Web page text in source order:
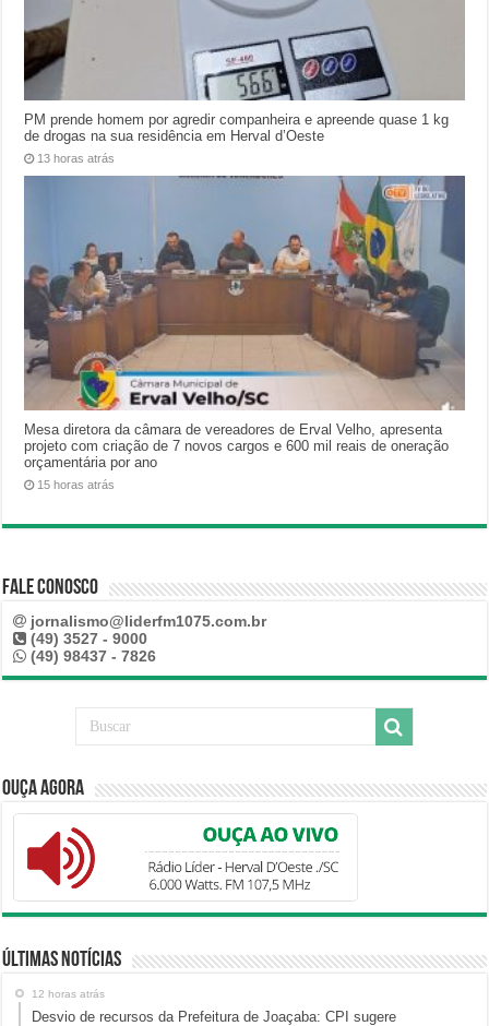
PM prende homem por agredir companheira e apreende quase 1 kg
de drogas na sua residência em Herval d’Oeste
13 horas atrás
Mesa diretora da câmara de vereadores de Erval Velho, apresenta
projeto com criação de 7 novos cargos e 600 mil reais de oneração
orçamentária por ano
15 horas atrás
Fale Conosco
jornalismo@liderfm1075.com.br
(49) 3527 - 9000
(49) 98437 - 7826
Ouça Agora
Últimas Notícias
12 horas atrás
Desvio de recursos da Prefeitura de Joaçaba: CPI sugere